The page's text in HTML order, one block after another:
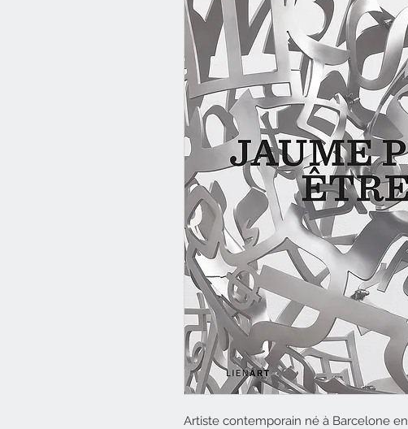
Artiste contemporain né à Barcelone